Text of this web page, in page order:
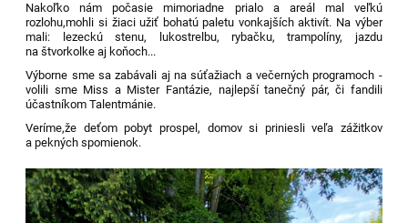
Nakoľko nám počasie mimoriadne prialo a areál mal veľkú
rozlohu,mohli si žiaci užiť bohatú paletu vonkajších aktivít. Na výber
mali: lezeckú stenu, lukostrelbu, rybačku, trampolíny, jazdu
na štvorkolke aj koňoch...
Výborne sme sa zabávali aj na súťažiach a večerných programoch -
volili sme Miss a Mister Fantázie, najlepší tanečný pár, či fandili
účastníkom Talentmánie.
Veríme,že deťom pobyt prospel, domov si priniesli veľa zážitkov
a pekných spomienok.